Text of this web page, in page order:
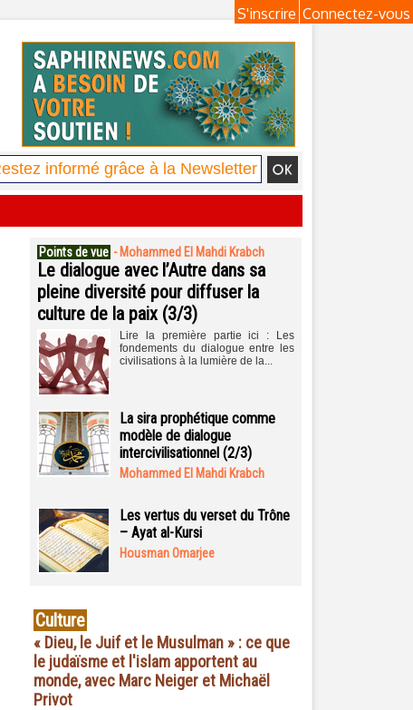
Connectez-vous
S'inscrire
Points de vue - Mohammed El Mahdi Krabch
Le dialogue avec l’Autre dans sa
pleine diversité pour diffuser la
culture de la paix (3/3)
Lire la première partie ici : Les
fondements du dialogue entre les
civilisations à la lumière de la...
La sira prophétique comme
modèle de dialogue
intercivilisationnel (2/3)
Mohammed El Mahdi Krabch
Les vertus du verset du Trône
– Ayat al-Kursi
Housman Omarjee
Culture
« Dieu, le Juif et le Musulman » : ce que
le judaïsme et l'islam apportent au
monde, avec Marc Neiger et Michaël
Privot